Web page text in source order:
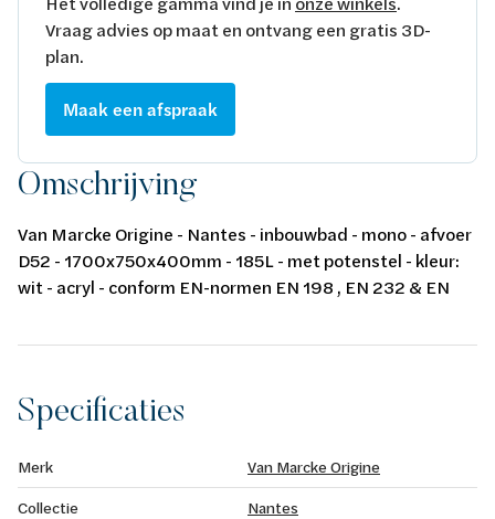
Vraag advies op maat en ontvang een gratis 3D-
plan.
Maak een afspraak
Omschrijving
Van Marcke Origine - Nantes - inbouwbad - mono - afvoer
D52 - 1700x750x400mm - 185L - met potenstel - kleur:
wit - acryl - conform EN-normen EN 198 , EN 232 & EN
Specificaties
Merk
Van Marcke Origine
Collectie
Nantes